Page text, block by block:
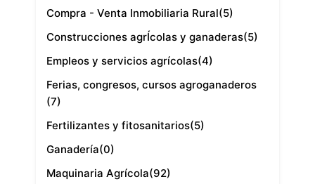
Compra - Venta Inmobiliaria Rural(5)
Construcciones agrÍcolas y ganaderas(5)
Empleos y servicios agrícolas(4)
Ferias, congresos, cursos agroganaderos
(7)
Fertilizantes y fitosanitarios(5)
Ganadería(0)
Maquinaria Agrícola(92)